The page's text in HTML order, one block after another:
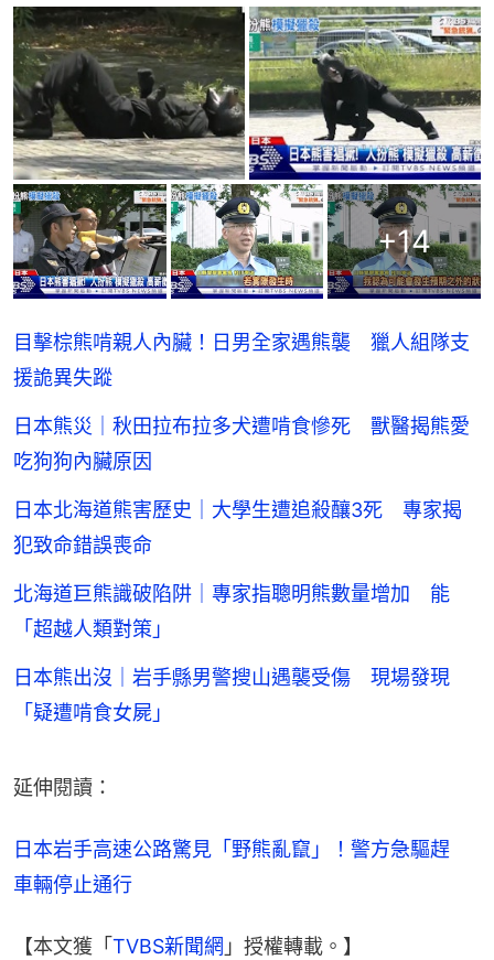
+14
目擊棕熊啃親人內臟！日男全家遇熊襲 獵人組隊支
援詭異失蹤
日本熊災｜秋田拉布拉多犬遭啃食慘死 獸醫揭熊愛
吃狗狗內臟原因
日本北海道熊害歷史｜大學生遭追殺釀3死 專家揭
犯致命錯誤喪命
北海道巨熊識破陷阱｜專家指聰明熊數量增加 能
「超越人類對策」
日本熊出沒｜岩手縣男警搜山遇襲受傷 現場發現
「疑遭啃食女屍」
延伸閱讀：
日本岩手高速公路驚見「野熊亂竄」！警方急驅趕
車輛停止通行
【本文獲「 TVBS新聞網 」授權轉載。】